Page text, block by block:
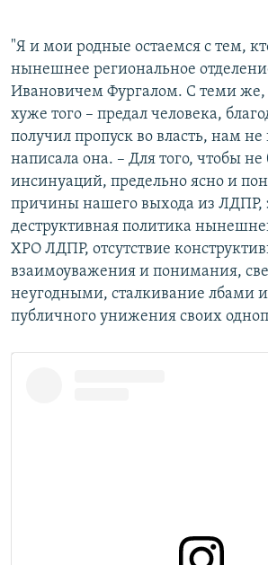
"Я и мои родные остаемся с тем,
нынешнее региональное
Ивановичем Фургалом. С теми же,
хуже того – предал человека,
получил пропуск во власть, нам не
написала она. – Для того, чтобы не
инсинуаций, предельно ясно и
причины нашего выхода из ЛДПР,
деструктивная политика
ХРО ЛДПР, отсутствие
взаимоуважения и понимания,
неугодными, сталкивание лбами
публичного унижения своих